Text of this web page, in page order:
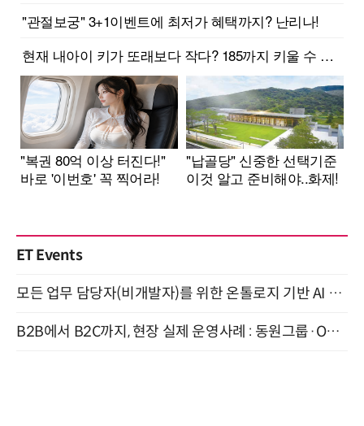
ET Events
모든 업무 담당자(비개발자)를 위한 온톨로지 기반 AI 지식체계 설계 1-day 워크숍 8월 20일 개최
B2B에서 B2C까지, 현장 실제 운영사례 : 동원그룹·OCI·다이닝브랜즈그룹·당근 (8/27)